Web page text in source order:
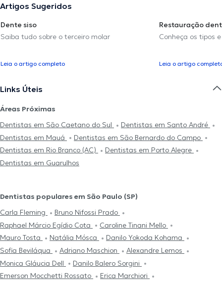
Artigos Sugeridos
Dente siso
Saiba tudo sobre o terceiro molar
Leia o artigo completo
Restauração
Conheça os tipos
Leia o artigo
Links Úteis
Áreas Próximas
Dentistas em São Caetano do Sul
Dentistas em Santo André
Dentistas em Mauá
Dentistas em São Bernardo do Campo
Dentistas em Rio Branco (AC)
Dentistas em Porto Alegre
Dentistas em Guarulhos
Dentistas populares em São Paulo (SP)
Carla Fleming
Bruno Nifossi Prado
Raphael Márcio Egídio Cota
Caroline Tinani Mello
Mauro Tosta
Natália Mósca
Danilo Yokoda Kohama
Sofia Beviláqua
Adriano Maschion
Alexandre Lemos
Monica Gláucia Dell
Danilo Balero Sorgini
Emerson Mocchetti Rossato
Erica Marchiori